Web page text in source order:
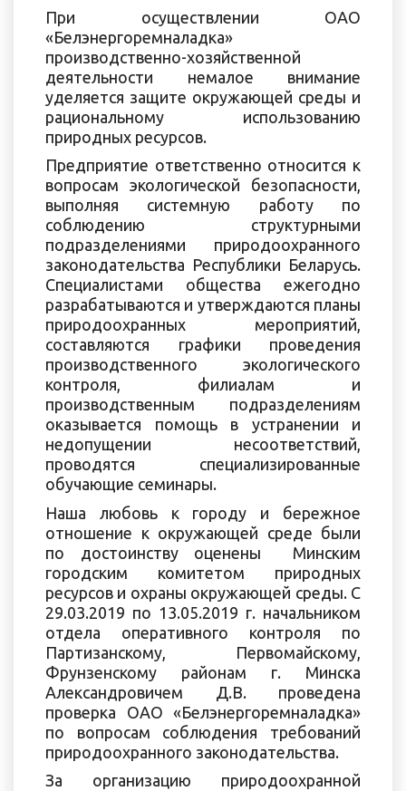
При осуществлении ОАО
«Белэнергоремналадка»
производственно-хозяйственной
деятельности немалое внимание
уделяется защите окружающей среды и
рациональному использованию
природных ресурсов.
Предприятие ответственно относится к
вопросам экологической безопасности,
выполняя системную работу по
соблюдению структурными
подразделениями природоохранного
законодательства Республики Беларусь.
Специалистами общества ежегодно
разрабатываются и утверждаются планы
природоохранных мероприятий,
составляются графики проведения
производственного экологического
контроля, филиалам и
производственным подразделениям
оказывается помощь в устранении и
недопущении несоответствий,
проводятся специализированные
обучающие семинары.
Наша любовь к городу и бережное
отношение к окружающей среде были
по достоинству оценены Минским
городским комитетом природных
ресурсов и охраны окружающей среды. С
29.03.2019 по 13.05.2019 г. начальником
отдела оперативного контроля по
Партизанскому, Первомайскому,
Фрунзенскому районам г. Минска
Александровичем Д.В. проведена
проверка ОАО «Белэнергоремналадка»
по вопросам соблюдения требований
природоохранного законодательства.
За организацию природоохранной